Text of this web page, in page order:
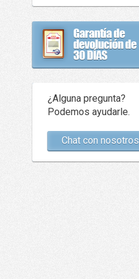
¿Alguna pregunta?
Podemos ayudarle.
Chat con nosotros